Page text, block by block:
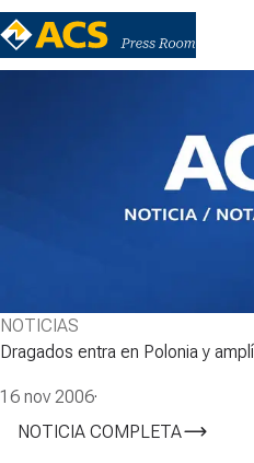
NOTICIAS
Dragados entra en Polonia y
16 nov 2006·
NOTICIA COMPLETA